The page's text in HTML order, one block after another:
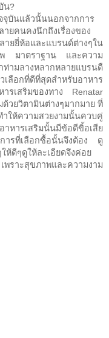
น?
จุบันแล้วนั้นนอกจากการ
ยคนคงนึกถึงเรื่องของ
ยยี่ห้อและแบรนด์ต่างๆใน
พ มาตราฐาน และความ
ามลางหลากหลายแบรนดื
ลือกที่ดีที่สุดสำหรับอาหาร
รเสริมของทาง Renatar
วยวิตามินต่างๆมากมาย ที่
ให้ความสวยงามนั้นควบคู่
หารเสริมนั้นมีข้อดีขิ้อเสีย
ารที่เลือกซื้อนั้นจึงต้อง ดู
ห้ดีๆดูให้ละเอียดจึงค่อย
ราะสุขภาพและความงาม